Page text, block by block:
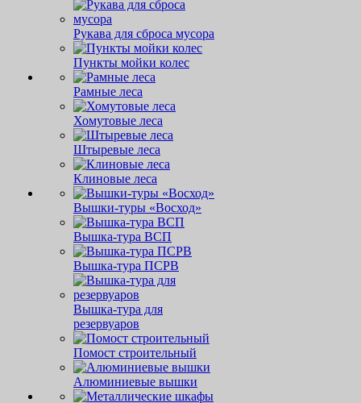
Рукава для сброса мусора
Пункты мойки колес
Рамные леса
Хомутовые леса
Штыревые леса
Клиновые леса
Вышки-туры «Восход»
Вышка-тура ВСП
Вышка-тура ПСРВ
Вышка-тура для
резервуаров
Помост строительный
Алюминиевые вышки